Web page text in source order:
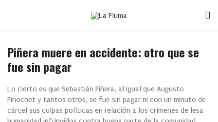
Piñera muere en accidente: otro que se
fue sin pagar
Lo cierto es que Sebastián Piñera, al igual que Augusto
Pinochet y tantos otros, se fue sin pagar ni con un minuto de
cárcel sus culpas políticas en relación a los crímenes de lesa